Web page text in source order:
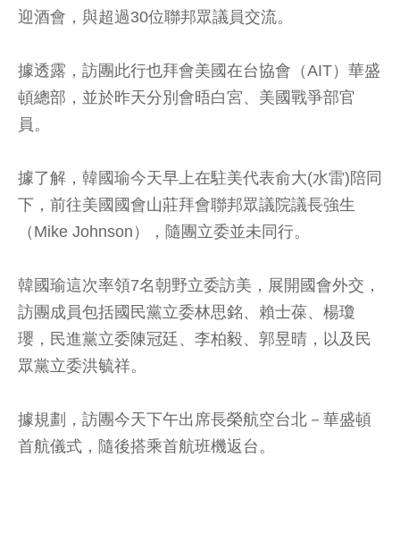
迎酒會，與超過30位聯邦眾議員交流。
據透露，訪團此行也拜會美國在台協會（AIT）華盛
頓總部，並於昨天分別會晤白宮、美國戰爭部官
員。
據了解，韓國瑜今天早上在駐美代表俞大(水雷)陪同
下，前往美國國會山莊拜會聯邦眾議院議長強生
（Mike Johnson），隨團立委並未同行。
韓國瑜這次率領7名朝野立委訪美，展開國會外交，
訪團成員包括國民黨立委林思銘、賴士葆、楊瓊
瓔，民進黨立委陳冠廷、李柏毅、郭昱晴，以及民
眾黨立委洪毓祥。
據規劃，訪團今天下午出席長榮航空台北－華盛頓
首航儀式，隨後搭乘首航班機返台。